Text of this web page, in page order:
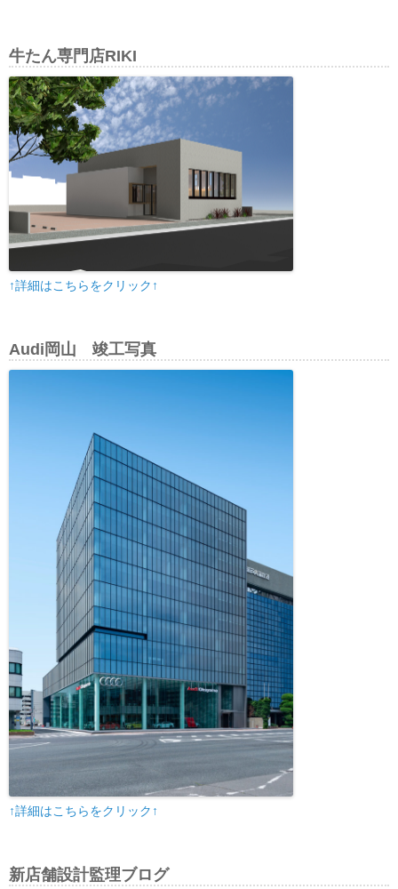
牛たん専門店RIKI
↑詳細はこちらをクリック↑
Audi岡山 竣工写真
↑詳細はこちらをクリック↑
新店舗設計監理ブログ